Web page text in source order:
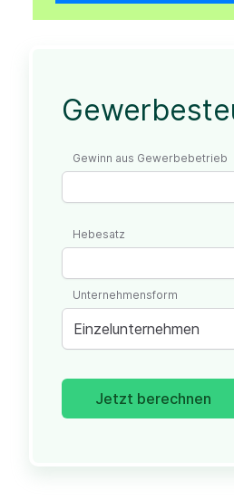
Gewinn aus Gewerbebetrieb
Hebesatz
Einzelunternehmen
Unternehmensform
Jetzt berechnen